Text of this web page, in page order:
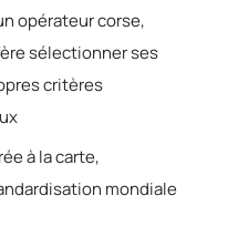
opérateur corse,
sélectionner ses
critères
à la carte,
mondiale